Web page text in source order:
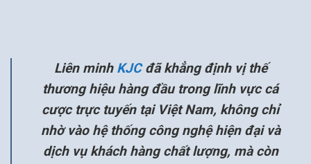
Liên minhKJCđã khẳng định vị thế
thương hiệu hàng đầu trong lĩnh vực cá
cược trực tuyến tại Việt Nam, không chỉ
nhờ vào hệ thống công nghệ hiện đại và
dịch vụ khách hàng chất lượng, mà còn